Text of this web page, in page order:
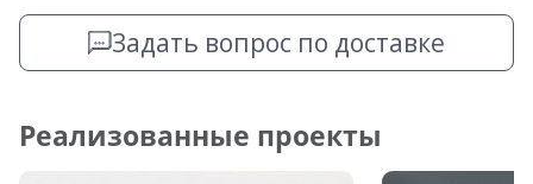
Задать вопрос по доставке
Реализованные проекты